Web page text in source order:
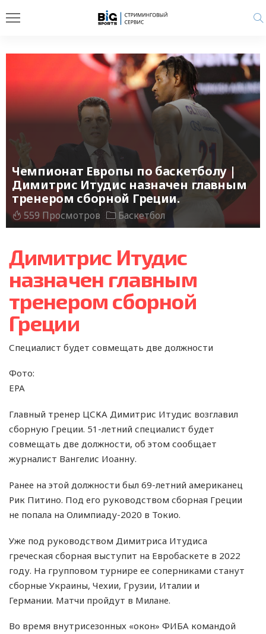
Чемпионат Европы по баскетболу |
Димитрис Итудис назначен главным
тренером сборной Греции.
559 Просмотров Баскетбол
Димитрис Итудис
назначен главным
тренером сборной
Греции
Специалист будет совмещать две должности
Фото:
EPA
Главный тренер ЦСКА Димитрис Итудис возглавил
сборную Греции. 51-летний специалист будет
совмещать две должности, об этом сообщает
журналист Вангелис Иоанну.
Ранее на этой должности был 69-летний американец
Рик Питино. Под его руководством сборная Греции
не попала на Олимпиаду-2020 в Токио.
Уже под руководством Димитриса Итудиса
греческая сборная выступит на Евробаскете в 2022
году. На групповом турнире ее соперниками станут
сборные Украины, Чехии, Грузии, Италии и
Германии. Матчи пройдут в Милане.
Во время внутрисезонных «окон» ФИБА командой